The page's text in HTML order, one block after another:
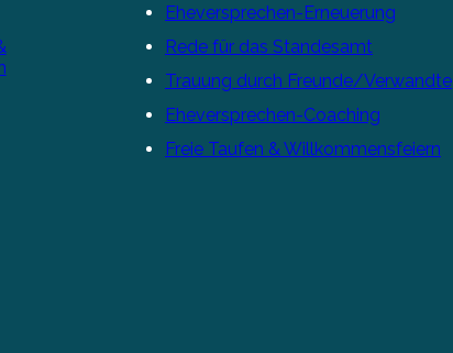
Eheversprechen-Erneuerung
Rede für das Standesamt
Trauung durch Freunde/Verwandte
Eheversprechen-Coaching
Freie Taufen & Willkommensfeiern